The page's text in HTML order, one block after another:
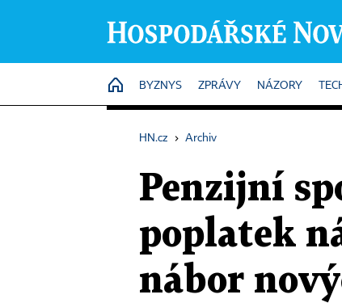
HOME
BYZNYS ZPRÁVY NÁZORY
HN.cz › Archiv
Penzijní
poplatek
nábor